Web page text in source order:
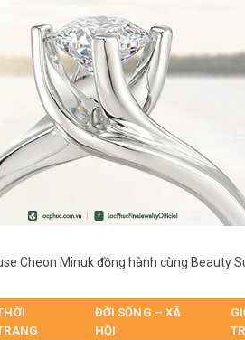
ĐỜI SỐNG – XÃ
HỘI